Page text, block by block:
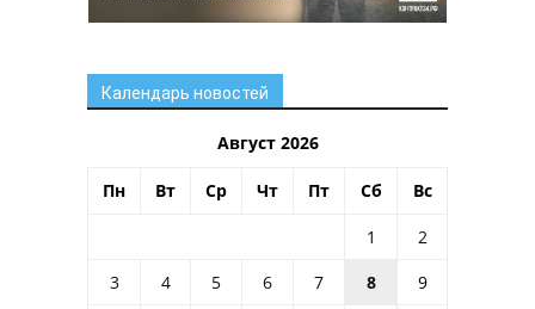
Календарь новостей
Август 2026
Пн Вт Ср Чт Пт Сб Вс
1
2
3
4 5 6 7 8
9